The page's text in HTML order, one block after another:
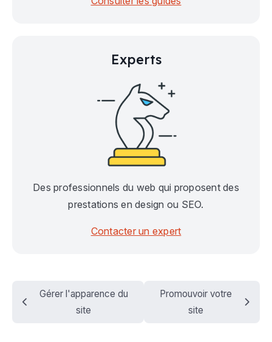
Experts
Des professionnels du web qui proposent des
prestations en design ou SEO.
Contacter un expert
Gérer l'apparence du
site
Promouvoir votre
site